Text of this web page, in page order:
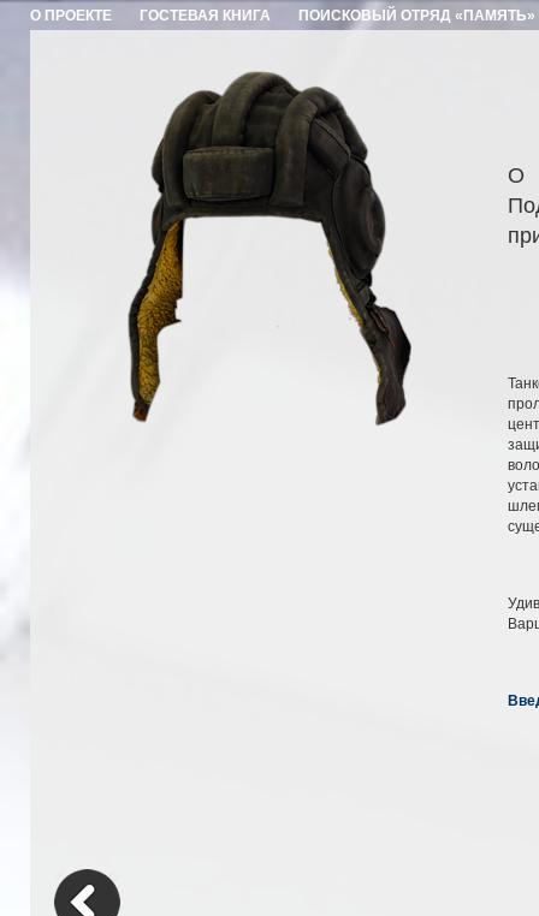
О ПРОЕКТЕ ГОСТЕВАЯ КНИГА ПОИСКОВЫЙ ОТРЯД «ПАМЯТЬ»
О